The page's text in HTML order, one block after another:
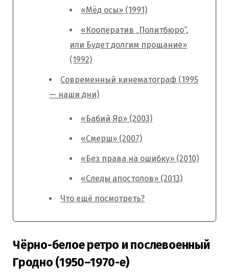
«Мёд осы» (1991)
«Кооператив „Политбюро“,
или Будет долгим прощание»
(1992)
Современный кинематограф (1995
— наши дни)
«Бабий Яр» (2003)
«Смерш» (2007)
«Без права на ошибку» (2010)
«Следы апостолов» (2013)
Что ещё посмотреть?
Чёрно-белое ретро и послевоенный
Гродно (1950–1970-е)